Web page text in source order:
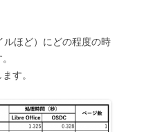
ほど）にどの程度の時
す。